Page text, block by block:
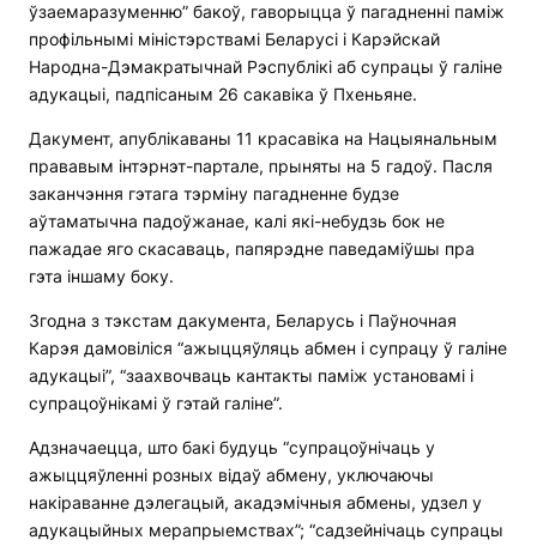
ўзаемаразуменню” бакоў, гаворыцца ў пагадненні паміж
профільнымі міністэрствамі Беларусі і Карэйскай
Народна-Дэмакратычнай Рэспублікі аб супрацы ў галіне
адукацыі, падпісаным 26 сакавіка ў Пхеньяне.
Дакумент, апублікаваны 11 красавіка на Нацыянальным
прававым інтэрнэт-партале, прыняты на 5 гадоў. Пасля
заканчэння гэтага тэрміну пагадненне будзе
аўтаматычна падоўжанае, калі які-небудзь бок не
пажадае яго скасаваць, папярэдне паведаміўшы пра
гэта іншаму боку.
Згодна з тэкстам дакумента, Беларусь і Паўночная
Карэя дамовіліся “ажыццяўляць абмен і супрацу ў галіне
адукацыі”, “заахвочваць кантакты паміж установамі і
супрацоўнікамі ў гэтай галіне”.
Адзначаецца, што бакі будуць “супрацоўнічаць у
ажыццяўленні розных відаў абмену, уключаючы
накіраванне дэлегацый, акадэмічныя абмены, удзел у
адукацыйных мерапрыемствах”; “садзейнічаць супрацы